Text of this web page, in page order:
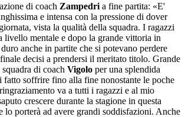
di coach Zampedri a fine partita: «E'
e intensa con la pressione di dover
vista la qualità della squadra. I ragazzi
livello mentale e dopo la grande vittoria in
anche in partite che si potevano perdere
decisi a prendersi il meritato titolo. Grande
di coach Vigolo per una splendida
fatto soffrire fino alla fine nonostante le poche
va a tutti i ragazzi e al mio
crescere durante la stagione in questa
lo porterà ad avere grandi soddisfazioni. Anche